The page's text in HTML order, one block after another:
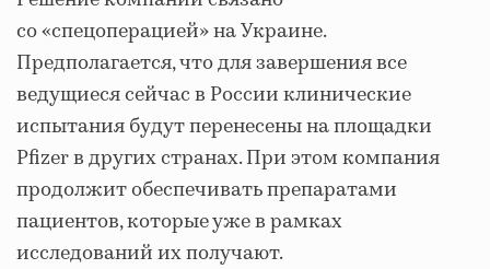
со «спецоперацией» на Украине.
Предполагается, что для завершения все
ведущиеся сейчас в России клинические
испытания будут перенесены на площадки
Pfizer в других странах. При этом компания
продолжит обеспечивать препаратами
пациентов, которые уже в рамках
исследований их получают.